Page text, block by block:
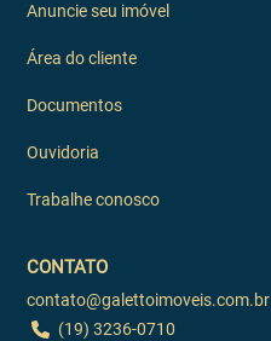
Anuncie seu imóvel
Área do cliente
Documentos
Ouvidoria
Trabalhe conosco
CONTATO
contato@galettoimoveis.com.br
(19) 3236-0710